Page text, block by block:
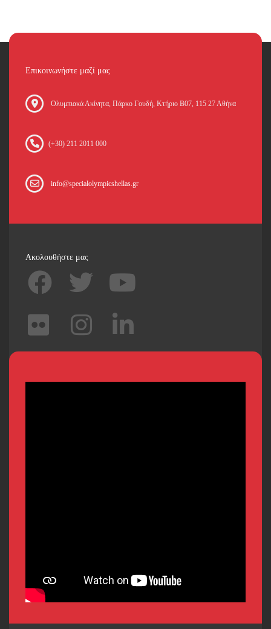
Επικοινωνήστε μαζί μας
Oλυμπιακά Ακίνητα, Πάρκο Γουδή, Κτήριο Β07, 115 27 Αθήνα
(+30) 211 2011 000
info@specialolympicshellas.gr
Ακολουθήστε μας